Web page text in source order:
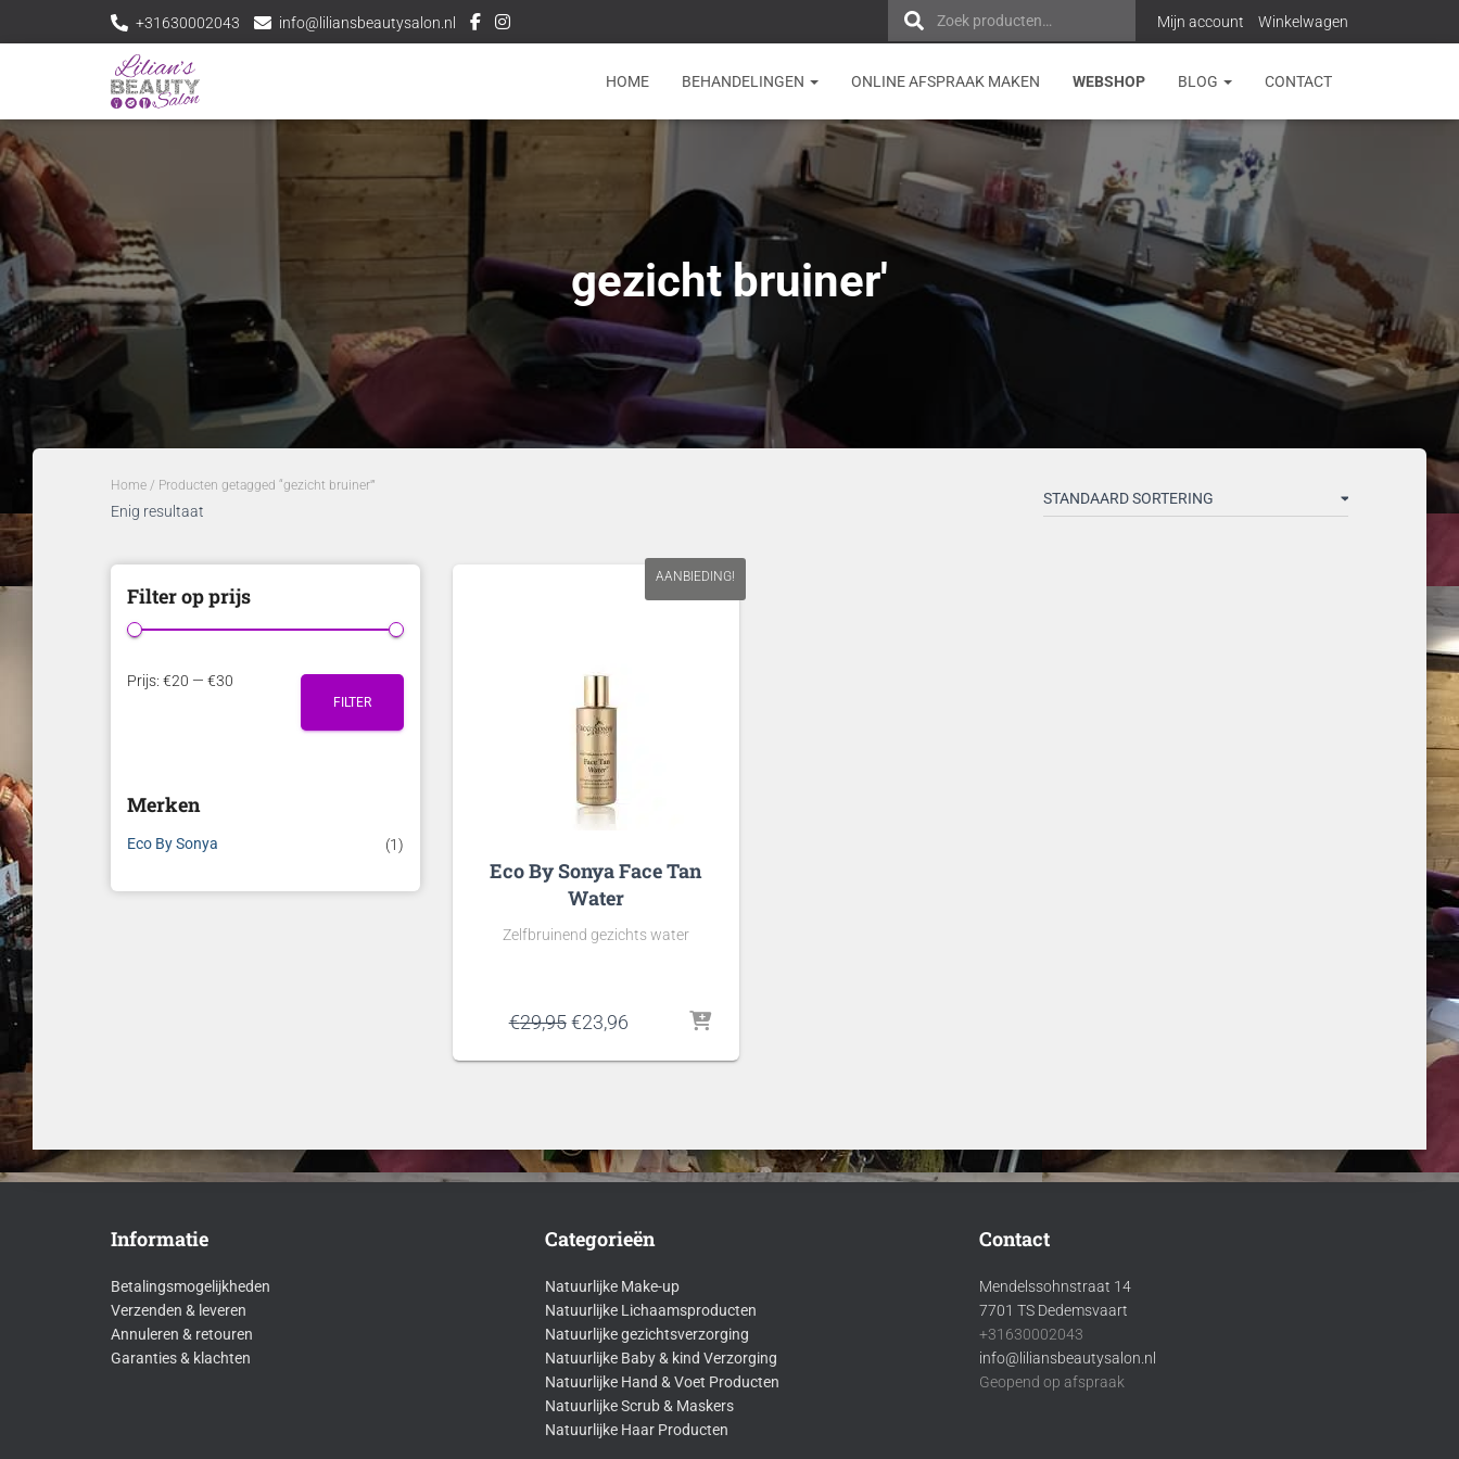
e
n
a
Zoek producten… Mijn account Winkelwagen
+31630002043 info@liliansbeautysalon.nl
HOME BEHANDELINGEN ONLINE AFSPRAAK MAKEN WEBSHOP BLOG CONTACT
gezicht bruiner'
Home / Producten getagged “gezicht bruiner'”
Enig resultaat
Filter op prijs
M
r
M
r
FILTER
Prijs: €20 — €30
Merken
Eco By Sonya (1)
AANBIEDING!
Eco By Sonya Face Tan
Water
Zelfbruinend gezichts water
€29,95 Oorspronkelijke
was:
€23,96Huidige
is:
Informatie
Betalingsmogelijkheden
Verzenden & leveren
Annuleren & retouren
Garanties & klachten
Categorieën
Natuurlijke Make-up
Natuurlijke Lichaamsproducten
Natuurlijke gezichtsverzorging
Natuurlijke Baby & kind Verzorging
Natuurlijke Hand & Voet Producten
Natuurlijke Scrub & Maskers
Natuurlijke Haar Producten
Contact
Mendelssohnstraat 14
7701 TS Dedemsvaart
+31630002043
info@liliansbeautysalon.nl
Geopend op afspraak